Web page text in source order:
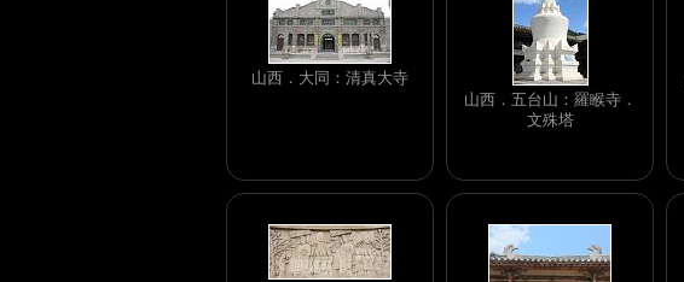
山西．大同：清真大寺
山西．五台山：羅睺寺．
文殊塔